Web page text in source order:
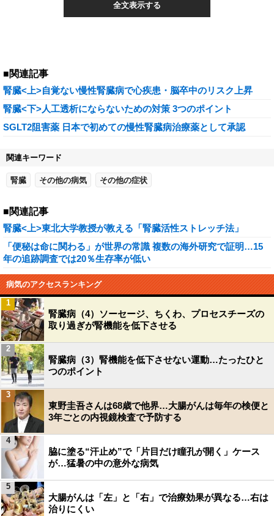
全文表示する
■関連記事
腎臓<上>自覚ない慢性腎臓病で心疾患・脳卒中のリスク上昇
腎臓<下>人工透析にならないための対策 3つのポイント
SGLT2阻害薬 日本で初めての慢性腎臓病治療薬として承認
関連キーワード
腎臓 その他の病気 その他の症状
■関連記事
腎臓<上>東北大学教授が教える「腎臓活性ストレッチ法」
「便秘は命に関わる」が世界の常識 複数の海外研究で証明…15
年の追跡調査では20％生存率が低い
病気のアクセスランキング
腎臓病（4）ソーセージ、ちくわ、プロセスチーズの
取り過ぎが腎機能を低下させる
1
腎臓病（3）腎機能を低下させない運動…たったひと
つのポイント
2
東野圭吾さんは68歳で他界…大腸がんは毎年の検便と
3年ごとの内視鏡検査で予防する
3
脇に塗る“汗止め”で「片目だけ瞳孔が開く」ケース
が…猛暑の中の意外な病気
4
大腸がんは「左」と「右」で治療効果が異なる…右は
治りにくい
5